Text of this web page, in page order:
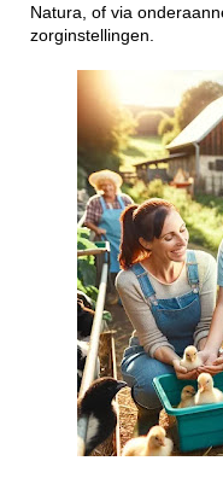
Natura, of via
zorginstellingen.